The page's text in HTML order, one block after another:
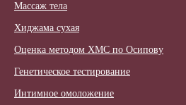
Массаж тела
Хиджама сухая
Оценка методом ХМС по Осипову
Генетическое тестирование
Интимное омоложение